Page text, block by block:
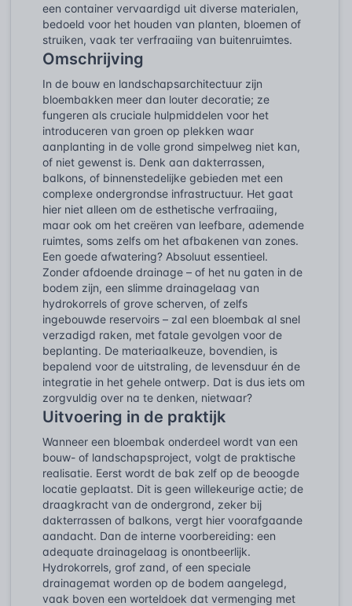
een container vervaardigd uit diverse materialen,
bedoeld voor het houden van planten, bloemen of
struiken, vaak ter verfraaiing van buitenruimtes.
Omschrijving
In de bouw en landschapsarchitectuur zijn
bloembakken meer dan louter decoratie; ze
fungeren als cruciale hulpmiddelen voor het
introduceren van groen op plekken waar
aanplanting in de volle grond simpelweg niet kan,
of niet gewenst is. Denk aan dakterrassen,
balkons, of binnenstedelijke gebieden met een
complexe ondergrondse infrastructuur. Het gaat
hier niet alleen om de esthetische verfraaiing,
maar ook om het creëren van leefbare, ademende
ruimtes, soms zelfs om het afbakenen van zones.
Een goede afwatering? Absoluut essentieel.
Zonder afdoende drainage – of het nu gaten in de
bodem zijn, een slimme drainagelaag van
hydrokorrels of grove scherven, of zelfs
ingebouwde reservoirs – zal een bloembak al snel
verzadigd raken, met fatale gevolgen voor de
beplanting. De materiaalkeuze, bovendien, is
bepalend voor de uitstraling, de levensduur én de
integratie in het gehele ontwerp. Dat is dus iets om
zorgvuldig over na te denken, nietwaar?
Uitvoering in de praktijk
Wanneer een bloembak onderdeel wordt van een
bouw- of landschapsproject, volgt de praktische
realisatie. Eerst wordt de bak zelf op de beoogde
locatie geplaatst. Dit is geen willekeurige actie; de
draagkracht van de ondergrond, zeker bij
dakterrassen of balkons, vergt hier voorafgaande
aandacht. Dan de interne voorbereiding: een
adequate drainagelaag is onontbeerlijk.
Hydrokorrels, grof zand, of een speciale
drainagemat worden op de bodem aangelegd,
vaak boven een worteldoek dat vermenging met